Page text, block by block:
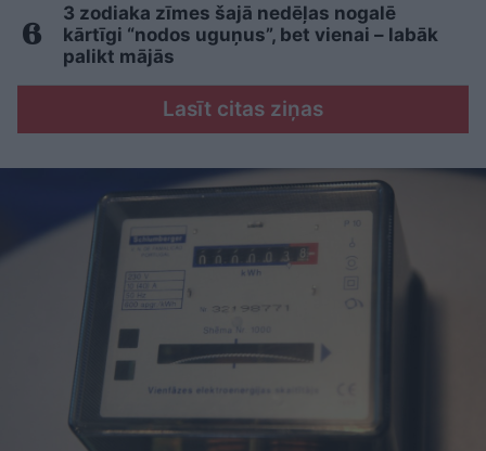
3 zodiaka zīmes šajā nedēļas nogalē
kārtīgi “nodos uguņus”, bet vienai – labāk
palikt mājās
Lasīt citas ziņas